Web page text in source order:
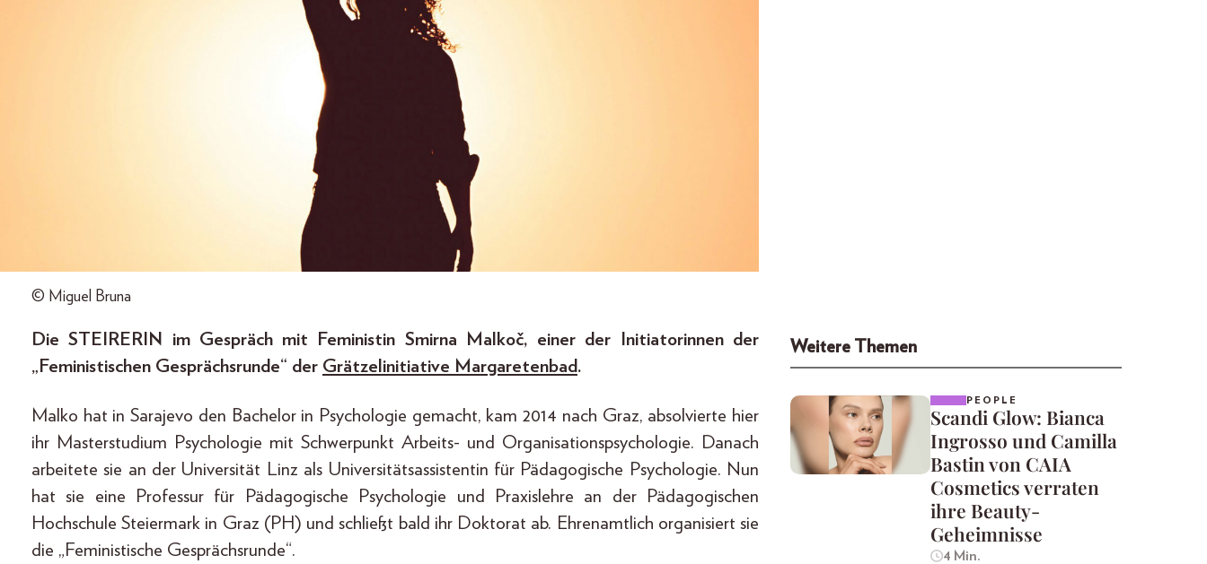
© Miguel Bruna
Die STEIRERIN im Gespräch mit Feministin Smirna Malkoč, einer der Initiatorinnen der
„Feministischen Gesprächsrunde“ der Grätzelinitiative Margaretenbad.
Malko hat in Sarajevo den Bachelor in Psychologie gemacht, kam 2014 nach Graz, absolvierte hier
ihr Masterstudium Psychologie mit Schwerpunkt Arbeits- und Organisationspsychologie. Danach
arbeitete sie an der Universität Linz als Universitätsassistentin für Pädagogische Psychologie. Nun
hat sie eine Professur für Pädagogische Psychologie und Praxislehre an der Pädagogischen
Hochschule Steiermark in Graz (PH) und schließt bald ihr Doktorat ab. Ehrenamtlich organisiert sie
die „Feministische Gesprächsrunde“.
Weitere Themen
PEOPLE
Scandi Glow: Bianca
Ingrosso und Camilla
Bastin von CAIA
Cosmetics verraten
ihre Beauty-
Geheimnisse
4 Min.